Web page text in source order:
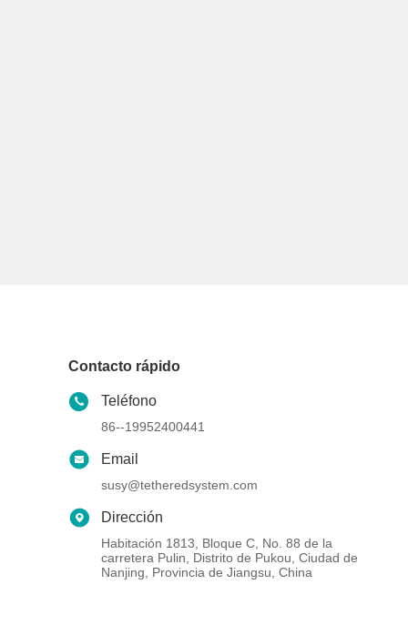
Contacto rápido
Teléfono
86--19952400441
Email
susy@tetheredsystem.com
Dirección
Habitación 1813, Bloque C, No. 88 de la
carretera Pulin, Distrito de Pukou, Ciudad de
Nanjing, Provincia de Jiangsu, China